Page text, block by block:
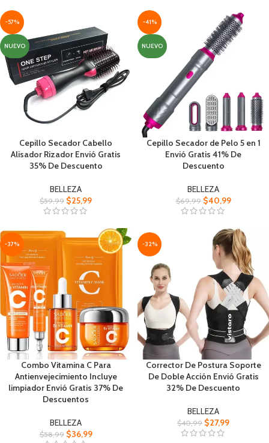
-57%
NUEVO
Cepillo Secador Cabello
Alisador Rizador Envió Gratis
35% De Descuento
BELLEZA
$59,99 $25,99
-41%
NUEVO
Cepillo Secador de Pelo 5 en 1
Envió Gratis 41% De
Descuento
BELLEZA
$69,99 $40,99
-37%
Combo Vitamina C Para
Antienvejecimiento Incluye
limpiador Envió Gratis 37% De
Descuentos
BELLEZA
$58,99 $36,99
-32%
Corrector De Postura Soporte
De Doble Acción Envió Gratis
32% De Descuento
BELLEZA
$40,99 $27,99